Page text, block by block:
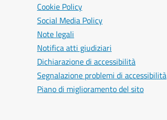
Cookie Policy
Social Media Policy
Note legali
Notifica atti giudiziari
Dichiarazione di accessibilità
Segnalazione problemi di accessibilità
Piano di miglioramento del sito